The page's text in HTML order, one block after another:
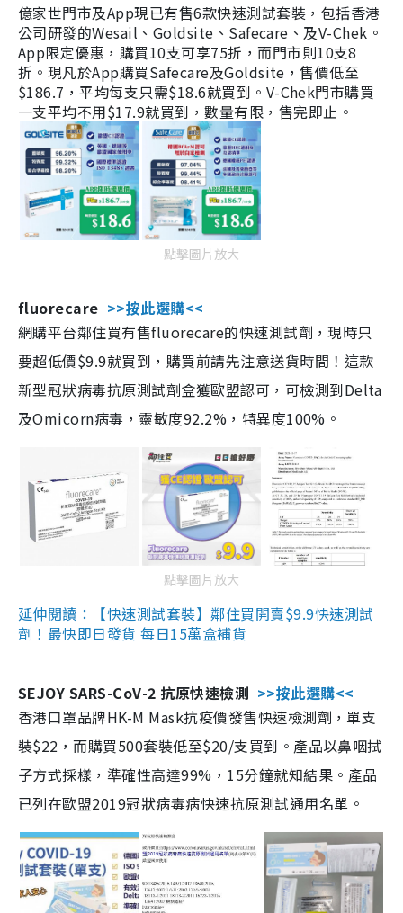
億家世門市及App現已有售6款快速測試套裝，包括香港
公司研發的Wesail、Goldsite、Safecare、及V-Chek。
App限定優惠，購買10支可享75折，而門市則10支8
折。現凡於App購買Safecare及Goldsite，售價低至
$186.7，平均每支只需$18.6就買到。V-Chek門市購買
一支平均不用$17.9就買到，數量有限，售完即止。
點擊圖片放大
fluorecare >>按此選購<<
網購平台鄰住買有售fluorecare的快速測試劑，現時只
要超低價$9.9就買到，購買前請先注意送貨時間！這款
新型冠狀病毒抗原測試劑盒獲歐盟認可，可檢測到Delta
及Omicorn病毒，靈敏度92.2%，特異度100%。
點擊圖片放大
延伸閱讀：【快速測試套裝】鄰住買開賣$9.9快速測試
劑！最快即日發貨 每日15萬盒補貨
SEJOY SARS-CoV-2 抗原快速檢測 >>按此選購<<
香港口罩品牌HK-M Mask抗疫價發售快速檢測劑，單支
裝$22，而購買500套裝低至$20/支買到。產品以鼻咽拭
子方式採樣，準確性高達99%，15分鐘就知結果。產品
已列在歐盟2019冠狀病毒病快速抗原測試通用名單。